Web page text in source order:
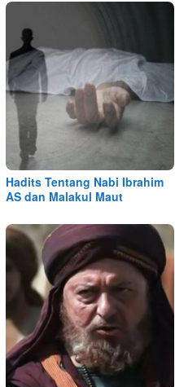
Hadits Tentang Nabi Ibrahim
AS dan Malakul Maut